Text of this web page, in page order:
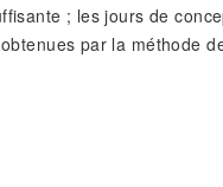
; les jours de
par la méthode